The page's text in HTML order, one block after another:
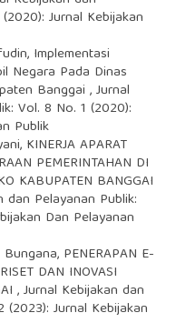
Jurnal Kebijakan
Implementasi
Negara Pada Dinas
Banggai ,Jurnal
Vol. 8 No. 1 (2020):
Publik
KINERJA APARAT
PEMERINTAHAN DI
KABUPATEN BANGGAI
dan Pelayanan Publik:
Dan Pelayanan
PENERAPAN E-
DAN INOVASI
,Jurnal Kebijakan dan
(2023): Jurnal Kebijakan